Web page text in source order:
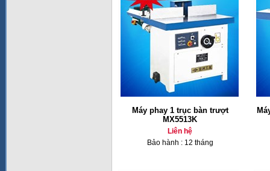
Máy phay 1 trục bàn trượt
MX5513K
Liên hệ
Bảo hành : 12 tháng